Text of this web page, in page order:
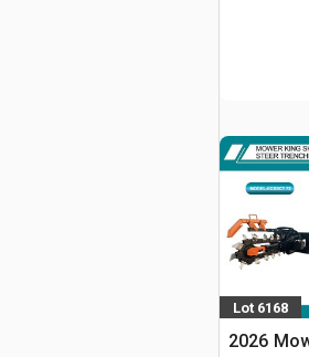
Lot 6168
2026